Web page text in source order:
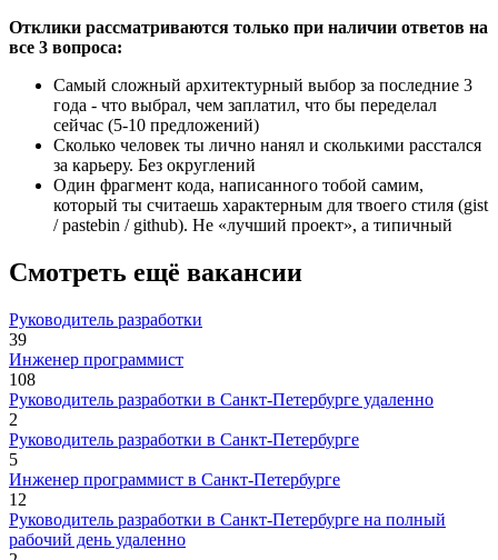
Отклики рассматриваются только при наличии ответов на
все 3 вопроса:
Самый сложный архитектурный выбор за последние 3
года - что выбрал, чем заплатил, что бы переделал
сейчас (5-10 предложений)
Сколько человек ты лично нанял и сколькими расстался
за карьеру. Без округлений
Один фрагмент кода, написанного тобой самим,
который ты считаешь характерным для твоего стиля (gist
/ pastebin / github). Не «лучший проект», а типичный
Смотреть ещё вакансии
Руководитель разработки
39
Инженер программист
108
Руководитель разработки в Санкт-Петербурге удаленно
2
Руководитель разработки в Санкт-Петербурге
5
Инженер программист в Санкт-Петербурге
12
Руководитель разработки в Санкт-Петербурге на полный
рабочий день удаленно